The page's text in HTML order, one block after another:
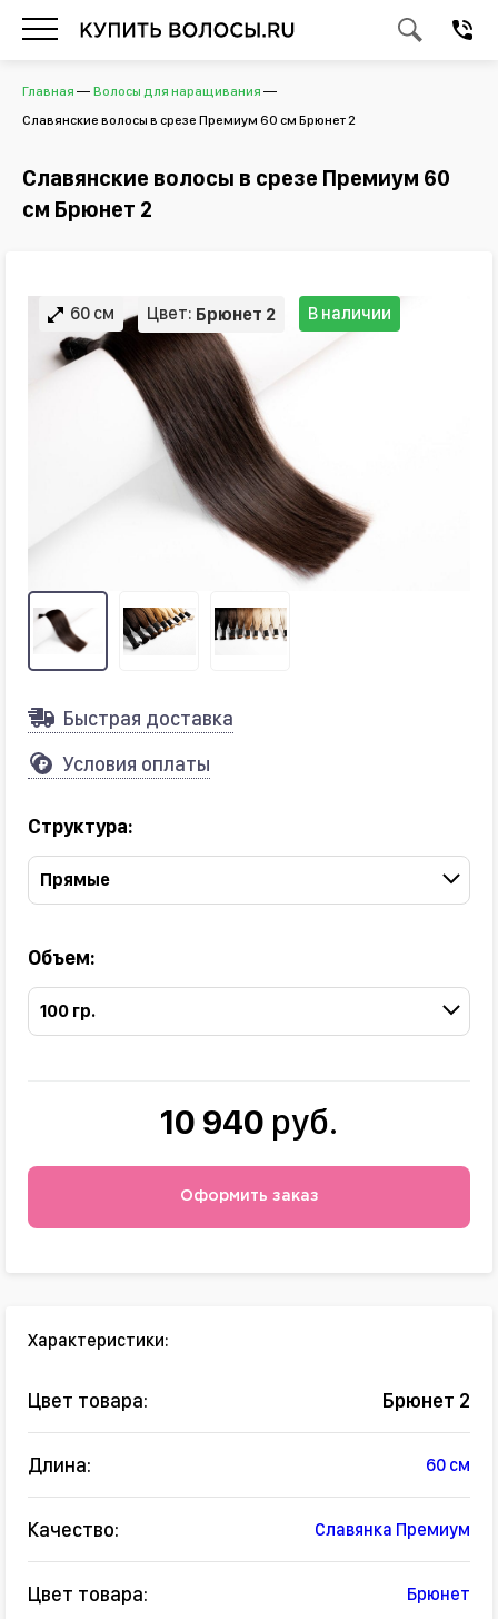
Главная
Волосы для наращивания
Славянские волосы в срезе Премиум 60 см Брюнет 2
Славянские волосы в срезе Премиум 60
см Брюнет 2
60 см Цвет: Брюнет 2 В наличии
Быстрая доставка
Условия оплаты
Структура:
Прямые
Объем:
100 гр.
10 940 руб.
Оформить заказ
Характеристики:
Цвет товара: Брюнет 2
Длина: 60 см
Качество: Славянка Премиум
Цвет товара: Брюнет